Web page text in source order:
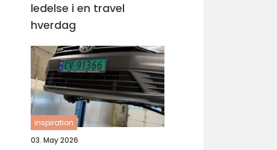
ledelse i en travel
hverdag
inspiration
03. May 2026